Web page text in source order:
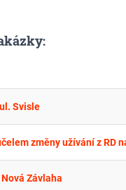
Svisle
změny užívání z RD
Závlaha